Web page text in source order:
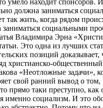
должна заниматься
жить, когда рядом
заниматься социальными
Владимира Эрна
Это одна из лучших
позиций
христианско-
«Неотложные задачи»,
свой ранний вывод о
прямо таки преступно,
именно социализм. И это